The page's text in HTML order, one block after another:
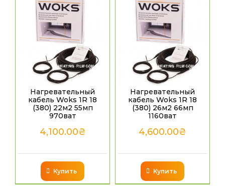
Нагревательный
кабель Woks 1R 18
(380) 22м2 55мп
970ват
4,100.00₴
Купить
Нагревательный
кабель Woks 1R 18
(380) 26м2 66мп
1160ват
4,600.00₴
Купить